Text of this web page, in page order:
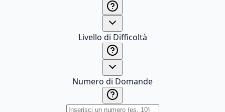
Livello di Difficoltà
Numero di Domande